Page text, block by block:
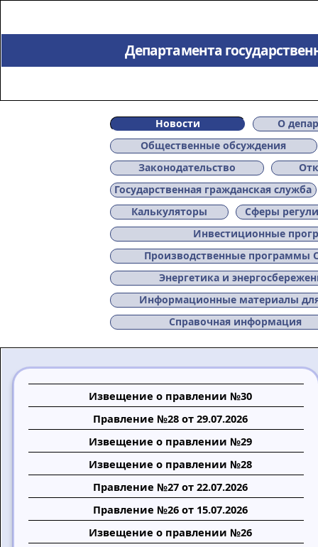
Департамента
Новости
О
Общественные обсуждения
Законодательство
Государственная гражданская служба
Калькуляторы
Сферы
Инвестиционные
Производственные программы
Энергетика и
Информационные материалы
Справочная информация
Извещение о правлении №30
Правление №28 от 29.07.2026
Извещение о правлении №29
Извещение о правлении №28
Правление №27 от 22.07.2026
Правление №26 от 15.07.2026
Извещение о правлении №26